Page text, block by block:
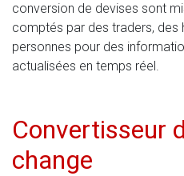
conversion de devises sont
comptés par des traders,
personnes pour des
actualisées en temps réel.
Convertisseur
change